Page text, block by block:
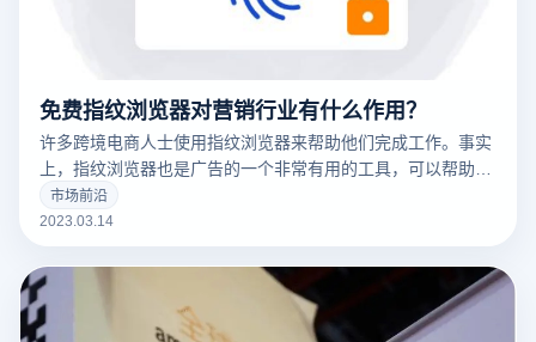
免费指纹浏览器对营销行业有什么作用？
许多跨境电商人士使用指纹浏览器来帮助他们完成工作。事实
上，指纹浏览器也是广告的一个非常有用的工具，可以帮助广
告营销人员解决许多问题。
市场前沿
2023.03.14